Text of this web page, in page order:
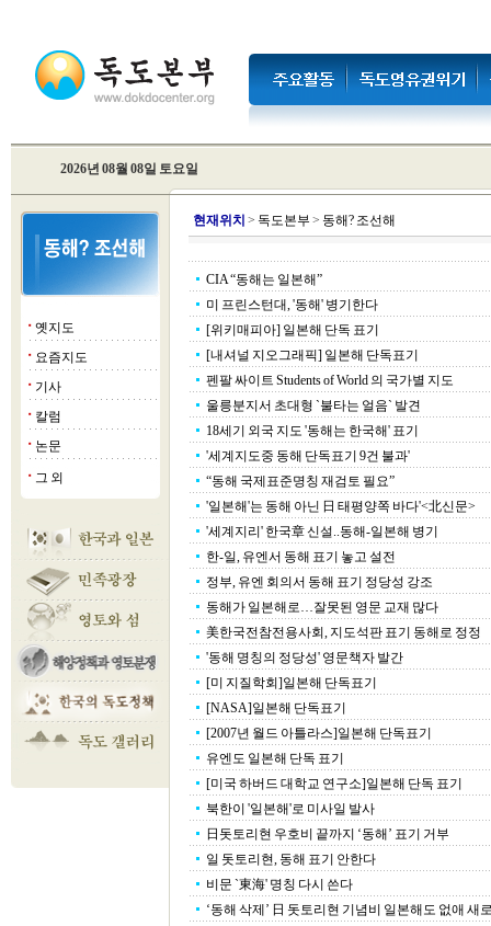
2026년 08월 08일 토요일
■ 옛지도
■ 요즘지도
■ 기사
■ 칼럼
■ 논문
■ 그 외
현재위치 > 독도본부 > 동해? 조선해
CIA “동해는 일본해”
미 프린스턴대, '동해' 병기한다
[위키매피아] 일본해 단독 표기
[내셔널 지오그래픽] 일본해 단독표기
펜팔 싸이트 Students of World 의 국가별 지도
울릉분지서 초대형 `불타는 얼음` 발견
18세기 외국 지도 '동해는 한국해' 표기
'세계지도중 동해 단독표기 9건 불과'
“동해 국제표준명칭 재검토 필요”
'일본해'는 동해 아닌 日 태평양쪽 바다'<北신문>
'세계지리' 한국章 신설..동해-일본해 병기
한-일, 유엔서 동해 표기 놓고 설전
정부, 유엔 회의서 동해 표기 정당성 강조
동해가 일본해로…잘못된 영문 교재 많다
美한국전참전용사회, 지도석판 표기 동해로 정정
'동해 명칭의 정당성' 영문책자 발간
[미 지질학회]일본해 단독표기
[NASA]일본해 단독표기
[2007년 월드 아틀라스]일본해 단독표기
유엔도 일본해 단독 표기
[미국 하버드 대학교 연구소]일본해 단독 표기
북한이 '일본해'로 미사일 발사
日돗토리현 우호비 끝까지 ‘동해’ 표기 거부
일 돗토리현, 동해 표기 안한다
비문 `東海' 명칭 다시 쓴다
‘동해 삭제’ 日 돗토리현 기념비 일본해도 없애 새